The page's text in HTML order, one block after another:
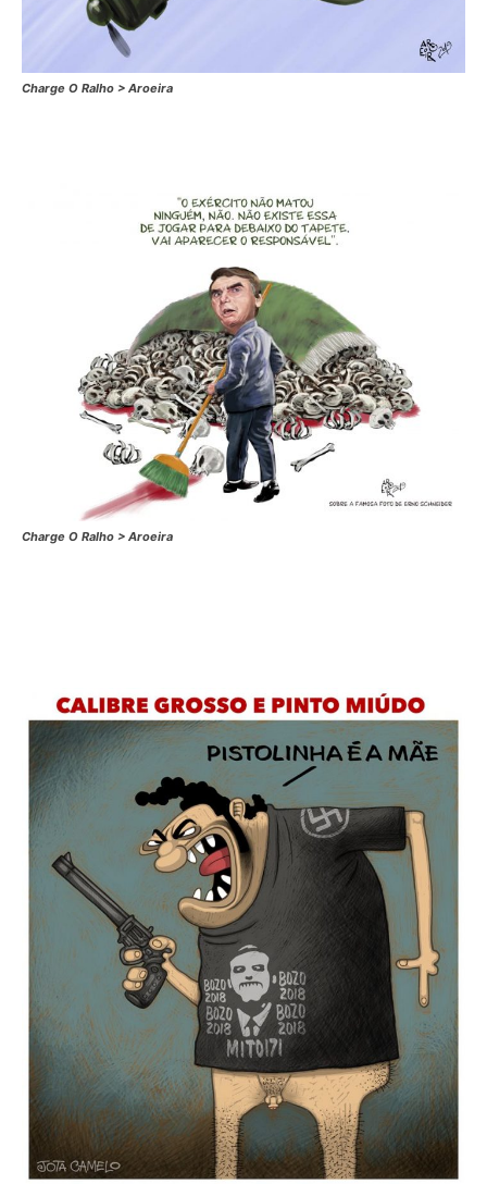
Charge O Ralho > Aroeira
Charge O Ralho > Aroeira